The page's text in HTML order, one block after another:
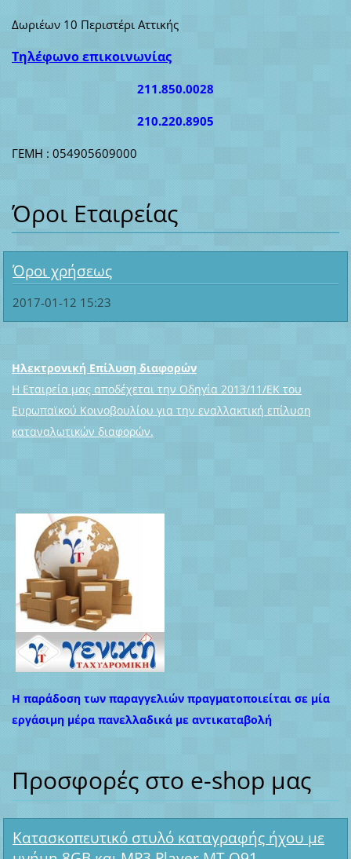
Δωριέων 10 Περιστέρι Αττικής
Τηλέφωνο επικοινωνίας
211.850.0028
210.220.8905
ΓΕΜΗ : 054905609000
Όροι Εταιρείας
Όροι χρήσεως
2017-01-12 15:23
Ηλεκτρονική Επίλυση διαφορών
Η Εταιρεία μας αποδέχεται την Οδηγία 2013/11/ΕΚ του
Ευρωπαϊκού Κοινοβουλίου για την εναλλακτική επίλυση
καταναλωτικών διαφορών.
Η παράδοση των παραγγελιών πραγματοποιείται σε μία
εργάσιμη μέρα πανελλαδικά με αντικαταβολή
Προσφορές στο e-shop μας
Κατασκοπευτικό στυλό καταγραφής ήχου με